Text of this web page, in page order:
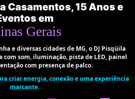
Casamentos, 15 Anos e
em
Gerais
e diversas cidades de MG, o DJ Pisqüila
som, iluminação, pista de LED, painel
com presença de palco.
criar energia, conexão e uma experiência
marcante.